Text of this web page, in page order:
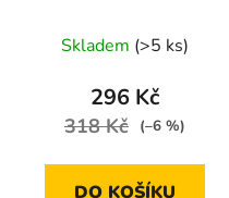
Skladem (>5 ks)
296 Kč
318 Kč (–6 %)
DO KOŠÍKU